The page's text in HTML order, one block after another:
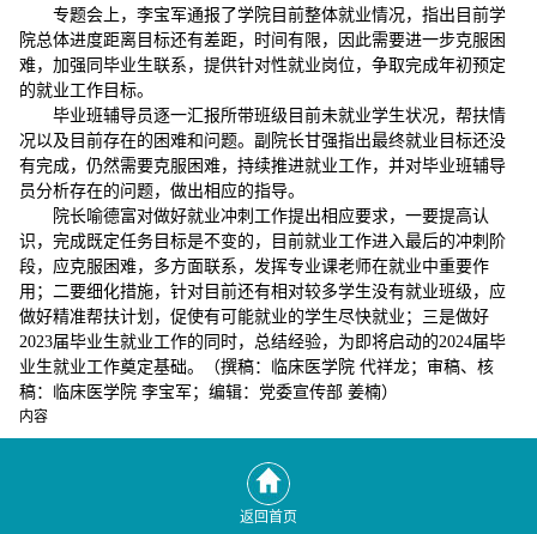
专题会上，李宝军通报了学院目前整体就业情况，指出目前学
院总体进度距离目标还有差距，时间有限，因此需要进一步克服困
难，加强同毕业生联系，提供针对性就业岗位，争取完成年初预定
的就业工作目标。
毕业班辅导员逐一汇报所带班级目前未就业学生状况，帮扶情
况以及目前存在的困难和问题。副院长甘强指出最终就业目标还没
有完成，仍然需要克服困难，持续推进就业工作，并对毕业班辅导
员分析存在的问题，做出相应的指导。
院长喻德富对做好就业冲刺工作提出相应要求，一要提高认
识，完成既定任务目标是不变的，目前就业工作进入最后的冲刺阶
段，应克服困难，多方面联系，发挥专业课老师在就业中重要作
用；二要细化措施，针对目前还有相对较多学生没有就业班级，应
做好精准帮扶计划，促使有可能就业的学生尽快就业；三是做好
2023届毕业生就业工作的同时，总结经验，为即将启动的2024届毕
业生就业工作奠定基础。（撰稿：临床医学院 代祥龙；审稿、核
稿：临床医学院 李宝军；编辑：党委宣传部 姜楠）
内容
返回首页